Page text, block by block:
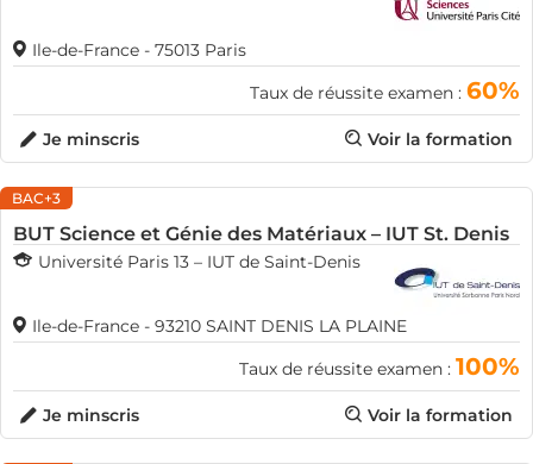
Ile-de-France - 75013 Paris
Taux de réussite examen : 60%
Voir la formation
Je minscris
BAC+3
BUT Science et Génie des Matériaux – IUT St. Denis
Université Paris 13 – IUT de Saint-Denis
Ile-de-France - 93210 SAINT DENIS LA PLAINE
Taux de réussite examen : 100%
Voir la formation
Je minscris